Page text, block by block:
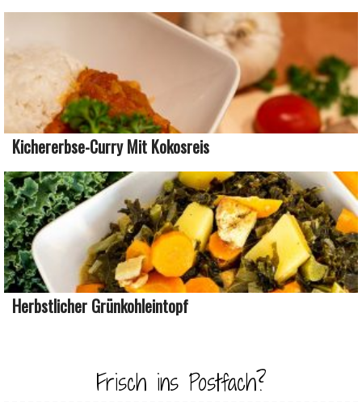
Kichererbse-Curry Mit Kokosreis
Herbstlicher Grünkohleintopf
Frisch ins Postfach?